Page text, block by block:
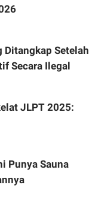
Ditangkap Setelah
Secara Ilegal
JLPT 2025:
Punya Sauna